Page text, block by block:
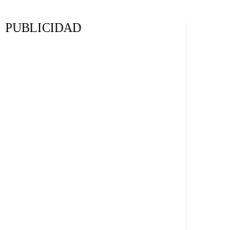
PUBLICIDAD